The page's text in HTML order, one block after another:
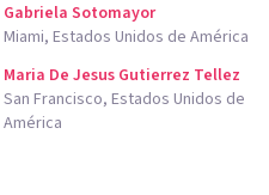
Gabriela Sotomayor
Miami, Estados Unidos de América
Maria De Jesus Gutierrez Tellez
San Francisco, Estados Unidos de
América